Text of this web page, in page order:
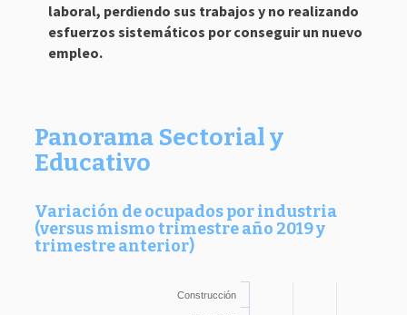
laboral, perdiendo sus trabajos y no realizando
esfuerzos sistemáticos por conseguir un nuevo
empleo.
Panorama Sectorial y
Educativo
Variación de ocupados por industria
(versus mismo trimestre año 2019 y
trimestre anterior)
Construcción